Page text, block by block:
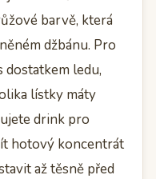
barvě, která
džbánu. Pro
dostatkem ledu,
lístky máty
drink pro
hotový koncentrát
až těsně před